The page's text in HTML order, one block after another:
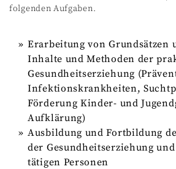
folgenden Aufgaben.
Erarbeitung von
Inhalte und Methoden der
Gesundheitserziehung
Infektionskrankheiten,
Förderung Kinder- und
Aufklärung)
Ausbildung und Fortbildung
der Gesundheitserziehung
tätigen Personen